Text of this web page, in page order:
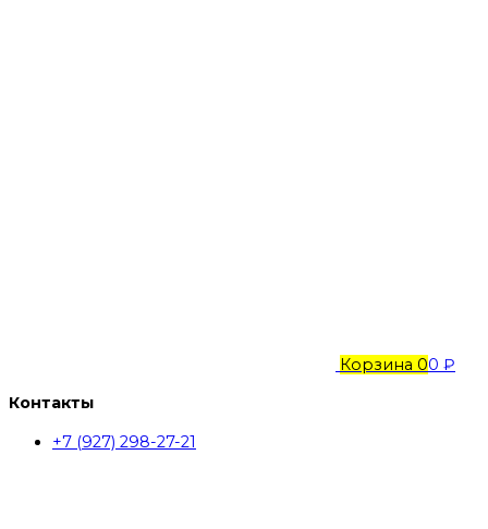
Корзина 00 ₽
Контакты
+7 (927) 298-27-21